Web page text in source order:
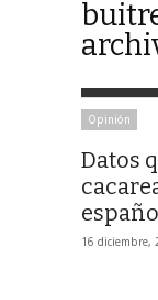
Opinión
Datos
16 diciembre,